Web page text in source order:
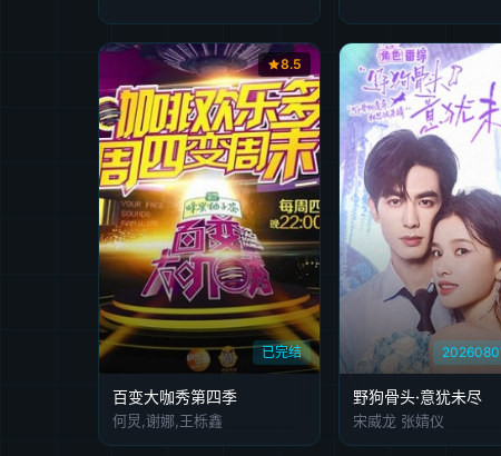
已完结
8.5
百变大咖秀第四季
何炅,谢娜,王栎鑫
野狗骨头·意犹未尽
宋威龙 张婧仪